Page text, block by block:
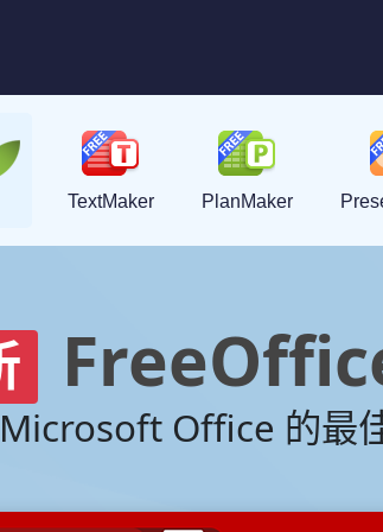
TextMaker PlanMaker
Office 的最